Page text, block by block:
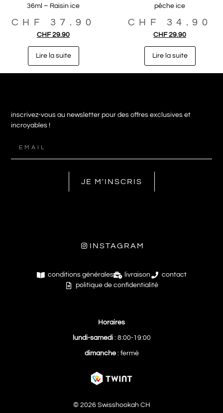
36ml – Raisin ice
CHF 37.90
CHF29.90
Lire la suite
pêche ice
CHF 34.90
CHF29.90
Lire la suite
inscrivez-vous au newsletter pour des offres exclusives et
incroyables !
JE M'INSCRIS
INSTAGRAM
conditions générales livraison
contact
politique de confidentialité
Horaires
lundi-samedi: 8:00-19:00
dimanche: fermé
© 2026 Swisshookah CH